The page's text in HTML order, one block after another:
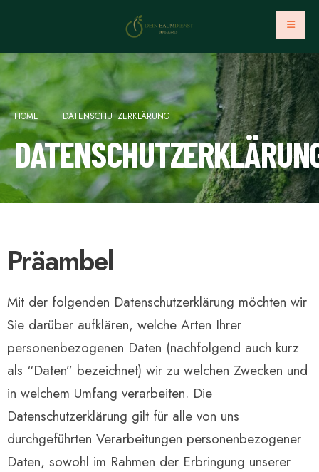
HOME DATENSCHUTZERKLÄRUNG
Präambel
Mit der folgenden Datenschutzerklärung möchten wir
Sie darüber aufklären, welche Arten Ihrer
personenbezogenen Daten (nachfolgend auch kurz
als “Daten” bezeichnet) wir zu welchen Zwecken und
in welchem Umfang verarbeiten. Die
Datenschutzerklärung gilt für alle von uns
durchgeführten Verarbeitungen personenbezogener
Daten, sowohl im Rahmen der Erbringung unserer